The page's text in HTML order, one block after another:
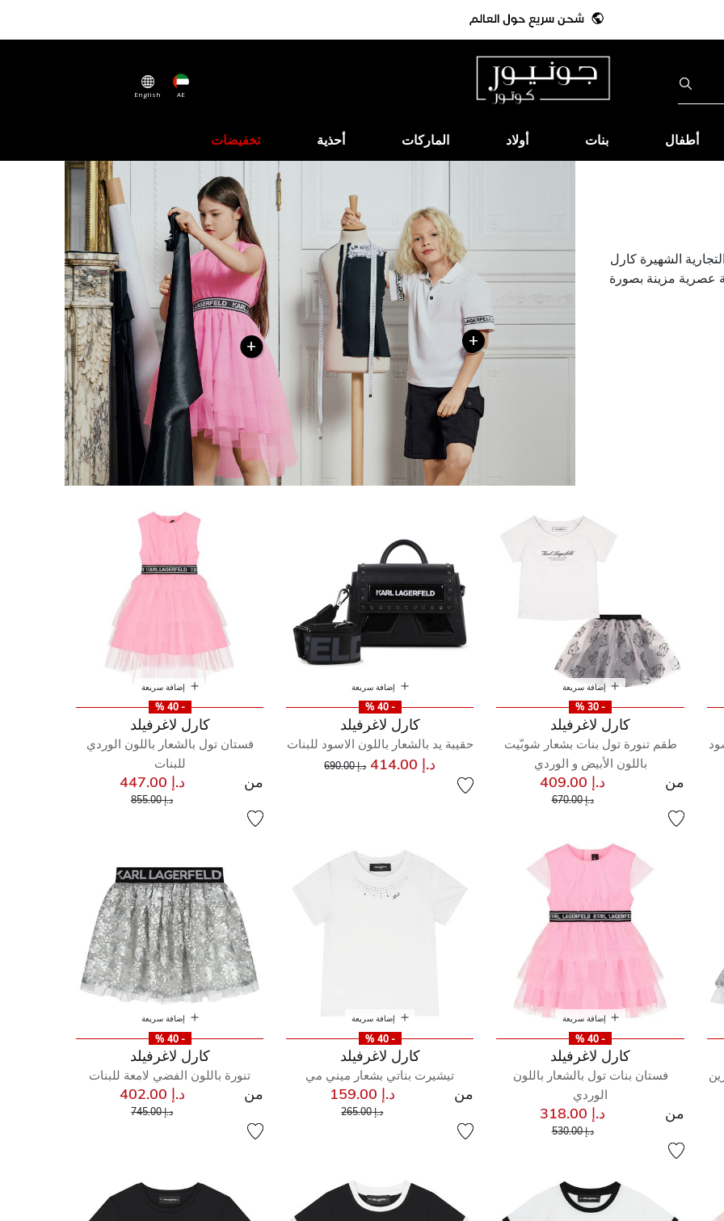
AE
English
أطفال بنات أولاد الماركات أحذية تخفيضات
+
+
الشهيرة كارل
عصرية مزينة بصورة
إضافة سريعة
- 30 %
كارل لاغرفيلد
طقم تنورة تول بنات بشعار شوبّيت
باللون الأبيض و الوردي
من د.إ 409.00
سعر مخفض من
د.إ 670.00 إلى
إضافة سريعة
- 40 %
كارل لاغرفيلد
حقيبة يد بالشعار باللون الاسود للبنات
د.إ 414.00 سعر مخفض مند.إ 690.00 إلى
إضافة سريعة
- 40 %
كارل لاغرفيلد
فستان تول بالشعار باللون الوردي
للبنات
من د.إ 447.00
سعر مخفض من
د.إ 855.00 إلى
إضافة سريعة
- 40 %
كارل لاغرفيلد
فستان بنات تول بالشعار باللون
الوردي
من د.إ 318.00
سعر مخفض من
د.إ 530.00
إضافة سريعة
- 40 %
كارل لاغرفيلد
تيشيرت بناتي بشعار ميني مي
من د.إ 159.00
سعر مخفض من
د.إ 265.00 إلى
إضافة سريعة
- 40 %
كارل لاغرفيلد
تنورة باللون الفضي لامعة للبنات
من د.إ 402.00
سعر مخفض من
د.إ 745.00 إلى